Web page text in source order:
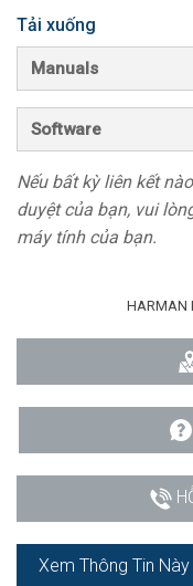
Tải xuống
Manuals
Software
Nếu bất kỳ liên kết
duyệt của bạn, vui
máy tính của bạn.
HARMAN
Xem Thông Tin